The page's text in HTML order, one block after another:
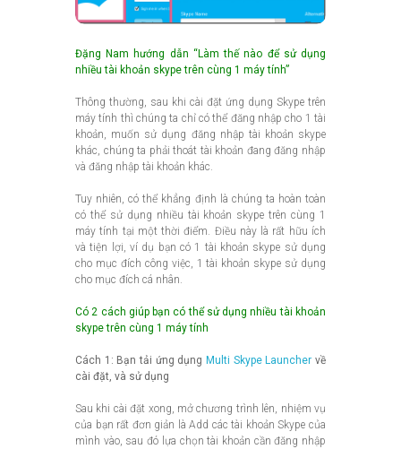
Đặng Nam hướng dẫn “Làm thế nào để sử dụng
nhiều tài khoản skype trên cùng 1 máy tính”
Thông thường, sau khi cài đặt ứng dụng Skype trên
máy tính thì chúng ta chỉ có thể đăng nhập cho 1 tài
khoản, muốn sử dụng đăng nhập tài khoản skype
khác, chúng ta phải thoát tài khoản đang đăng nhập
và đăng nhập tài khoản khác.
Tuy nhiên, có thể khẳng định là chúng ta hoàn toàn
có thể sử dụng nhiều tài khoản skype trên cùng 1
máy tính tại một thời điểm. Điều này là rất hữu ích
và tiện lợi, ví dụ bạn có 1 tài khoản skype sử dụng
cho mục đích công việc, 1 tài khoản skype sử dụng
cho mục đích cá nhân.
Có 2 cách giúp bạn có thể sử dụng nhiều tài khoản
skype trên cùng 1 máy tính
Cách 1: Bạn tải ứng dụng Multi Skype Launcher về
cài đặt, và sử dụng
Sau khi cài đặt xong, mở chương trình lên, nhiệm vụ
của bạn rất đơn giản là Add các tài khoản Skype của
mình vào, sau đó lựa chọn tài khoản cần đăng nhập